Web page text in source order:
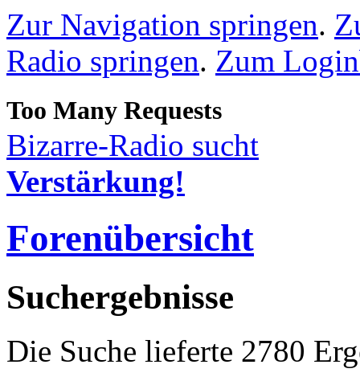
Zur Navigation springen.
Radio springen. Zum
Bizarre-Radio sucht
Verstärkung!
Forenübersicht
Suchergebnisse
Die Suche lieferte 2780